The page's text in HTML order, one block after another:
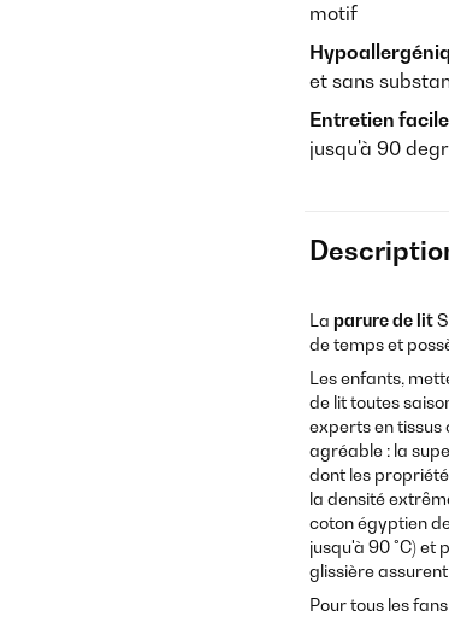
motif
et sans
Entretien
jusqu'à 90
La parure de lit
de temps et
Les enfants,
de lit toutes
experts en tissus
agréable : la
dont les
la densité
coton égyptien
jusqu'à 90 °C) et
glissière
Pour tous les